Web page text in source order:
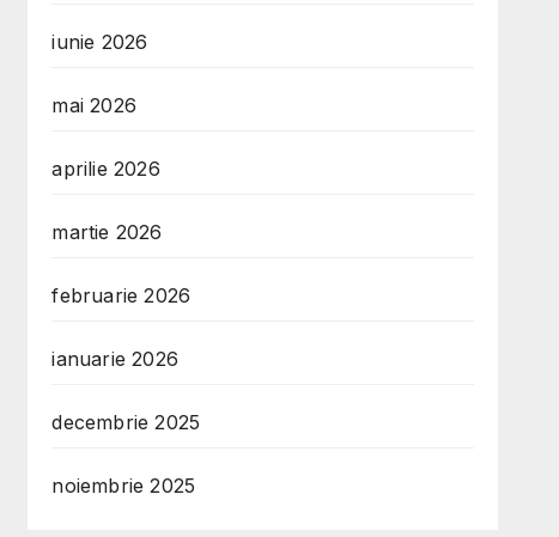
iunie 2026
mai 2026
aprilie 2026
martie 2026
februarie 2026
ianuarie 2026
decembrie 2025
noiembrie 2025